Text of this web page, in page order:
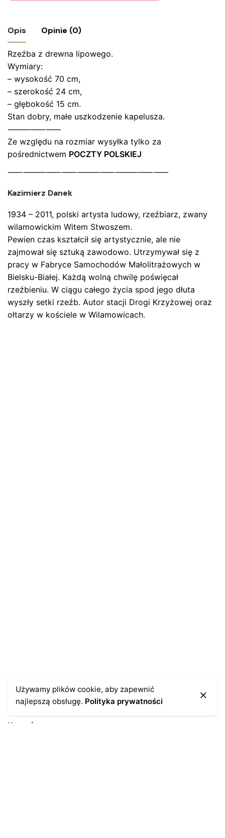
Opis Opinie (0)
Rzeźba z drewna lipowego.
Wymiary:
– wysokość 70 cm,
– szerokość 24 cm,
– głębokość 15 cm.
Stan dobry, małe uszkodzenie kapelusza.
⸻⸺⸺
Ze względu na rozmiar wysyłka tylko za
pośrednictwem POCZTY POLSKIEJ
⸺⸻⸺⸺⸻⸺⸻⸺⸺
Kazimierz Danek
1934 – 2011, polski artysta ludowy, rzeźbiarz, zwany
wilamowickim Witem Stwoszem.
Pewien czas kształcił się artystycznie, ale nie
zajmował się sztuką zawodowo. Utrzymywał się z
pracy w Fabryce Samochodów Małolitrażowych w
Bielsku-Białej. Każdą wolną chwilę poświęcał
rzeźbieniu. W ciągu całego życia spod jego dłuta
wyszły setki rzeźb. Autor stacji Drogi Krzyżowej oraz
ołtarzy w kościele w Wilamowicach.
Nie ma jeszcze żadnych recenzji.
Bądź pierwszym recenzentem “Rzeźba
drewniana – góral, autor Kazimierz Danek”
Twój adres email nie zostanie opublikowany.
Oceń ten produkt:*
Name *
E-mail *
Kontakt
Używamy plików cookie, aby zapewnić
najlepszą obsługę. Polityka prywatności